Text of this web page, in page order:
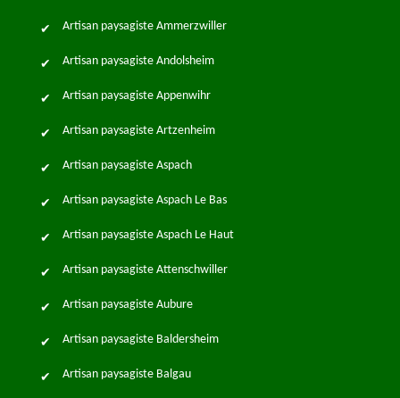
Artisan paysagiste Ammerzwiller
Artisan paysagiste Andolsheim
Artisan paysagiste Appenwihr
Artisan paysagiste Artzenheim
Artisan paysagiste Aspach
Artisan paysagiste Aspach Le Bas
Artisan paysagiste Aspach Le Haut
Artisan paysagiste Attenschwiller
Artisan paysagiste Aubure
Artisan paysagiste Baldersheim
Artisan paysagiste Balgau